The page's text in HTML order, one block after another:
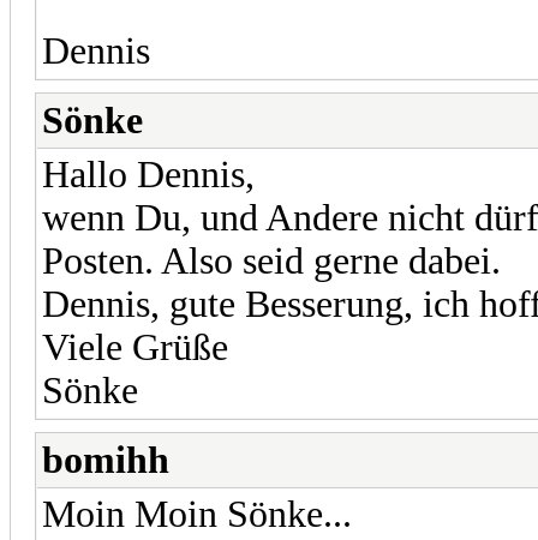
Dennis
Sönke
Hallo Dennis,
wenn Du, und Andere nicht
Posten. Also seid gerne dabei.
Dennis, gute Besserung, ich
Viele Grüße
Sönke
bomihh
Moin Moin Sönke...